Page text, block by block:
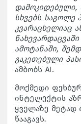
დამოკიდებული,
სხვებს საგოლე
კვარაცხელიაც
ამოტანაში,
გაკეთებული
ამბობს AI.
მოქმედი
ინტელექტის
ყველაზე მეტად
წააგავს.